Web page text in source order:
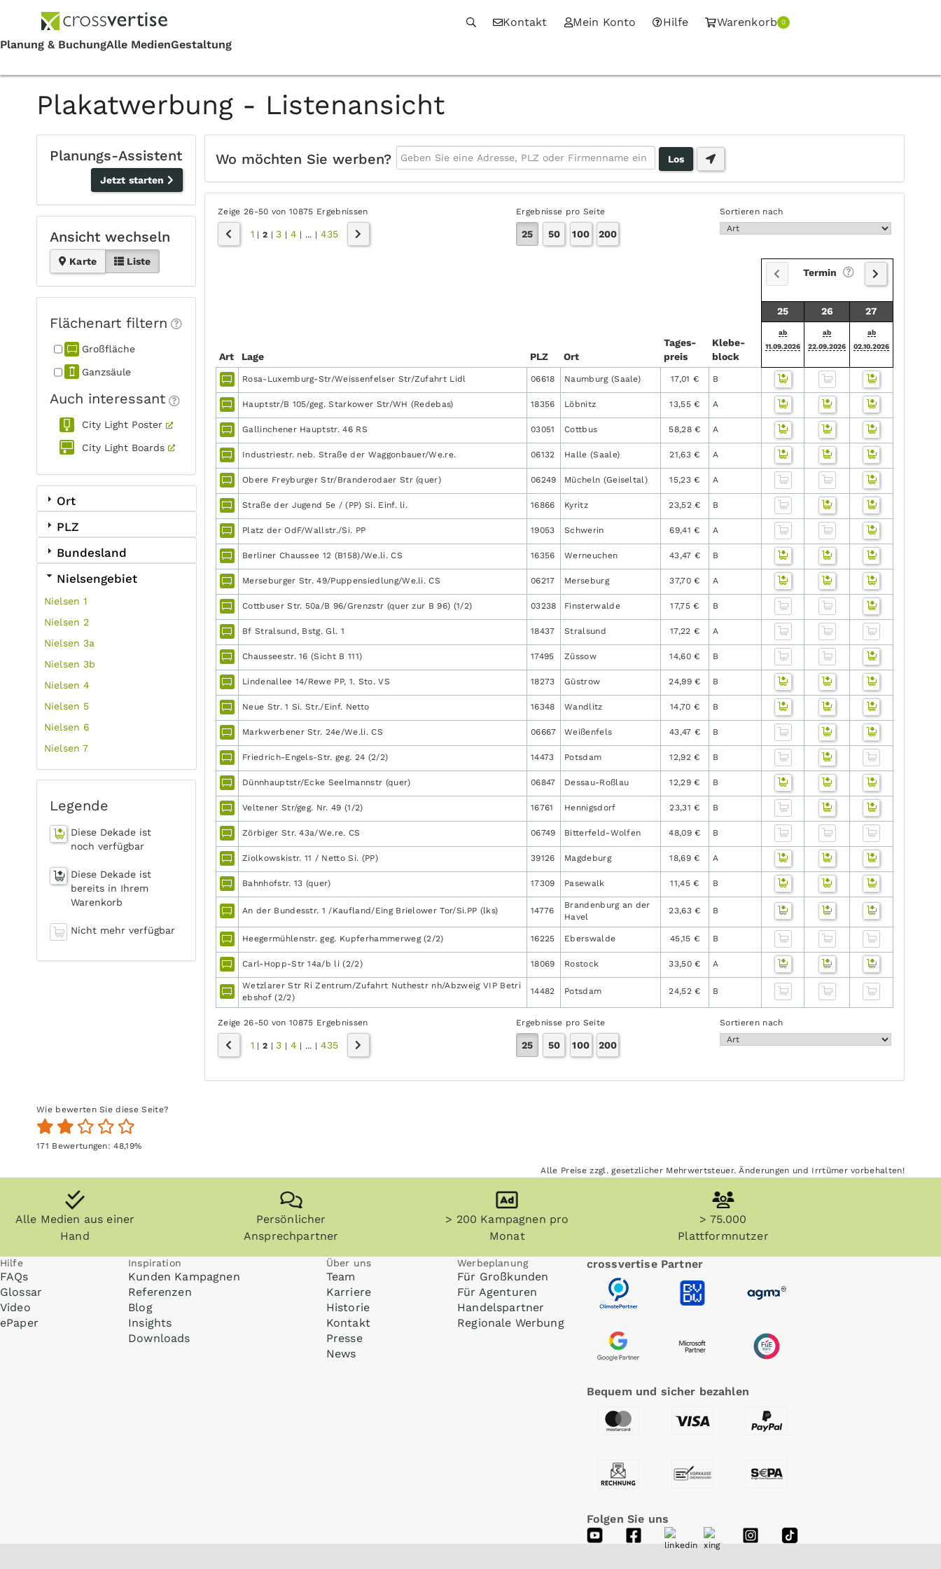
Kontakt Mein Konto Hilfe Warenkorb 0
Plakatwerbung - Listenansicht
Planungs-Assistent
Jetzt starten
Ansicht wechseln
Karte Liste
Flächenart filtern
Großfläche
Ganzsäule
Auch interessant
City Light Poster
City Light Boards
Ort
PLZ
Bundesland
Nielsengebiet
Nielsen 1
Nielsen 2
Nielsen 3a
Nielsen 3b
Nielsen 4
Nielsen 5
Nielsen 6
Nielsen 7
Legende
Diese Dekade ist
noch verfügbar
Diese Dekade ist
bereits in Ihrem
Warenkorb
Nicht mehr verfügbar
Wo möchten Sie werben?
Zeige 26-50 von 10875 Ergebnissen Ergebnisse pro Seite Sortieren nach
1 |2 |3 | 4 | ... | 435 25 50 100 200
Art Lage PLZ Ort
Tages­
preis
Klebe­
block
Termin
25 26 27
ab
11.09.2026
ab
22.09.2026
ab
02.10.2026
Rosa-Luxemburg-Str/Weissenfelser Str/Zufahrt Lidl 06618 Naumburg (Saale) 17,01 € B
Hauptstr/B 105/geg. Starkower Str/WH (Redebas) 18356 Löbnitz 13,55 € A
Gallinchener Hauptstr. 46 RS 03051 Cottbus 58,28 € A
Industriestr. neb. Straße der Waggonbauer/We.re. 06132 Halle (Saale) 21,63 € A
Obere Freyburger Str/Branderodaer Str (quer) 06249 Mücheln (Geiseltal) 15,23 € A
Straße der Jugend 5e / (PP) Si. Einf. li. 16866 Kyritz 23,52 € B
Platz der OdF/Wallstr./Si. PP 19053 Schwerin 69,41 € A
Berliner Chaussee 12 (B158)/We.li. CS 16356 Werneuchen 43,47 € B
Merseburger Str. 49/Puppensiedlung/We.li. CS 06217 Merseburg 37,70 € A
Cottbuser Str. 50a/B 96/Grenzstr (quer zur B 96) (1/2) 03238 Finsterwalde 17,75 € B
Bf Stralsund, Bstg. Gl. 1 18437 Stralsund 17,22 € A
Chausseestr. 16 (Sicht B 111) 17495 Züssow 14,60 € B
Lindenallee 14/Rewe PP, 1. Sto. VS 18273 Güstrow 24,99 € B
Neue Str. 1 Si. Str./Einf. Netto 16348 Wandlitz 14,70 € B
Markwerbener Str. 24e/We.li. CS 06667 Weißenfels 43,47 € B
Friedrich-Engels-Str. geg. 24 (2/2) 14473 Potsdam 12,92 € B
Dünnhauptstr/Ecke Seelmannstr (quer) 06847 Dessau-Roßlau 12,29 € B
Veltener Str/geg. Nr. 49 (1/2) 16761 Hennigsdorf 23,31 € B
Zörbiger Str. 43a/We.re. CS 06749 Bitterfeld-Wolfen 48,09 € B
Ziolkowskistr. 11 / Netto Si. (PP) 39126 Magdeburg 18,69 € A
Bahnhofstr. 13 (quer) 17309 Pasewalk 11,45 € B
An der Bundesstr. 1 /Kaufland/Eing Brielower Tor/Si.PP (lks) 14776
Brandenburg an der
Havel
23,63 € B
Heegermühlenstr. geg. Kupferhammerweg (2/2) 16225 Eberswalde 45,15 € B
Carl-Hopp-Str 14a/b li (2/2) 18069 Rostock 33,50 € A
Wetzlarer Str Ri Zentrum/Zufahrt Nuthestr nh/Abzweig VIP Betri
ebshof (2/2)
14482 Potsdam 24,52 € B
Zeige 26-50 von 10875 Ergebnissen Ergebnisse pro Seite Sortieren nach
1 |2 |3 | 4 | ... | 435 25 50 100 200
Wie bewerten Sie diese Seite?
171 Bewertungen:48,19%
Alle Preise zzgl. gesetzlicher Mehrwertsteuer. Änderungen und Irrtümer vorbehalten!
Alle Medien aus einer
Hand
Persönlicher
Ansprechpartner
> 200 Kampagnen pro
Monat
> 75.000
Plattformnutzer
Hilfe
FAQs
Glossar
Video
ePaper
Inspiration
Kunden Kampagnen
Referenzen
Blog
Insights
Downloads
Über uns
Team
Karriere
Historie
Kontakt
Presse
News
Werbeplanung
Für Großkunden
Für Agenturen
Handelspartner
Regionale Werbung
crossvertise Partner
Bequem und sicher bezahlen
Folgen Sie uns